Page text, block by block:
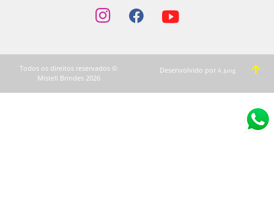
Todos os direitos reservados ©
Mistell Brindes 2026
Desenvolvido por A. Jung